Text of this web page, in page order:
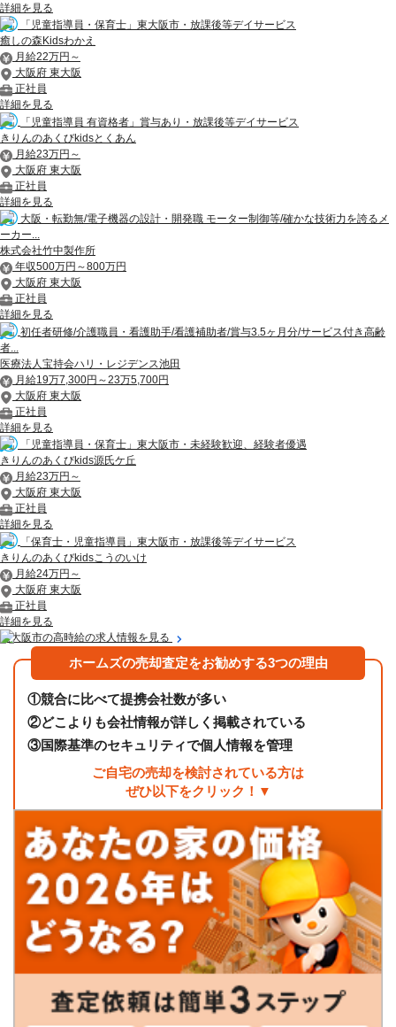
詳細を見る
「児童指導員・保育士」東大阪市・放課後等デイサービス
癒しの森Kidsわかえ
月給22万円～
大阪府 東大阪
正社員
詳細を見る
「児童指導員 有資格者」賞与あり・放課後等デイサービス
きりんのあくびkidsとくあん
月給23万円～
大阪府 東大阪
正社員
詳細を見る
大阪・転勤無/電子機器の設計・開発職 モーター制御等/確かな技術力を誇るメ
ーカー...
株式会社竹中製作所
年収500万円～800万円
大阪府 東大阪
正社員
詳細を見る
初任者研修/介護職員・看護助手/看護補助者/賞与3.5ヶ月分/サービス付き高齢
者...
医療法人宝持会ハリ・レジデンス池田
月給19万7,300円～23万5,700円
大阪府 東大阪
正社員
詳細を見る
「児童指導員・保育士」東大阪市・未経験歓迎、経験者優遇
きりんのあくびkids源氏ケ丘
月給23万円～
大阪府 東大阪
正社員
詳細を見る
「保育士・児童指導員」東大阪市・放課後等デイサービス
きりんのあくびkidsこうのいけ
月給24万円～
大阪府 東大阪
正社員
詳細を見る
東大阪市の高時給の求人情報を見る
ホームズの売却査定をお勧めする3つの理由
①競合に比べて提携会社数が多い
②どこよりも会社情報が詳しく掲載されている
③国際基準のセキュリティで個人情報を管理
ご自宅の売却を検討されている方は
ぜひ以下をクリック！▼